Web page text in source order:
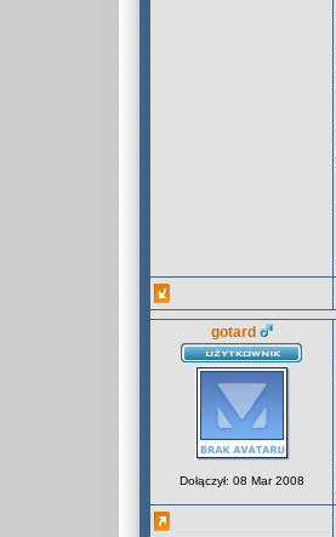
gotard
Dołączył: 08 Mar 2008